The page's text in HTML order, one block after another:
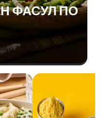
ФАСУЛ ПО